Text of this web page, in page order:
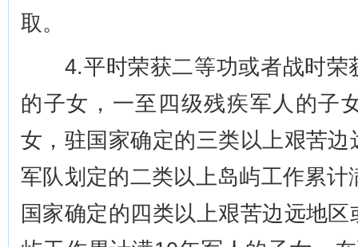
取。
4.平时荣获二等功或者战时荣
的子女，一至四级残疾军人的子
女，驻国家确定的三类以上艰苦
军队划定的二类以上岛屿工作累计
国家确定的四类以上艰苦边远地